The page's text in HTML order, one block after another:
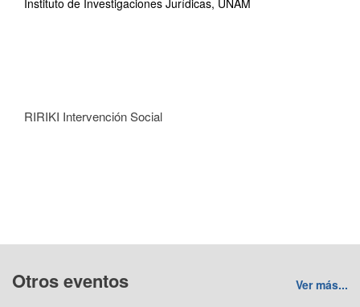
Instituto de Investigaciones Jurídicas, UNAM
RIRIKI Intervención Social
Otros eventos Ver más...